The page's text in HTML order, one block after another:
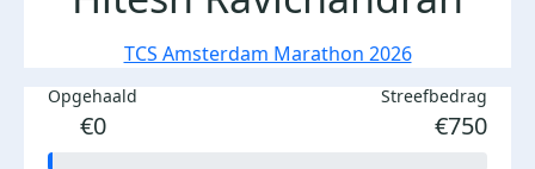
TCS Amsterdam Marathon 2026
Opgehaald
€0
Streefbedrag
€750